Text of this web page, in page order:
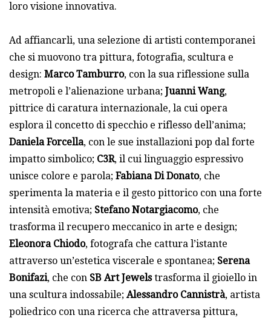
loro visione innovativa.
Ad affiancarli, una selezione di artisti contemporanei
che si muovono tra pittura, fotografia, scultura e
design: Marco Tamburro, con la sua riflessione sulla
metropoli e l’alienazione urbana; Juanni Wang,
pittrice di caratura internazionale, la cui opera
esplora il concetto di specchio e riflesso dell’anima;
Daniela Forcella, con le sue installazioni pop dal forte
impatto simbolico; C3R, il cui linguaggio espressivo
unisce colore e parola; Fabiana Di Donato, che
sperimenta la materia e il gesto pittorico con una forte
intensità emotiva; Stefano Notargiacomo, che
trasforma il recupero meccanico in arte e design;
Eleonora Chiodo, fotografa che cattura l’istante
attraverso un’estetica viscerale e spontanea; Serena
Bonifazi, che con SB Art Jewelstrasforma il gioiello in
una scultura indossabile; Alessandro Cannistrà, artista
poliedrico con una ricerca che attraversa pittura,